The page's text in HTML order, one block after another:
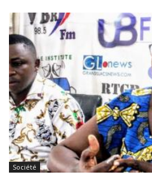
Société